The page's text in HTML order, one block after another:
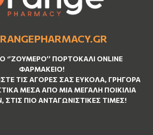
‘’ΖΟΥΜΕΡΌ’’ ΠΟΡΤΟΚΑΛΊ ΟNLINE
ΦΑΡΜΑΚΕΊΟ!
ΤΙΣ ΑΓΟΡΈΣ ΣΑΣ ΕΎΚΟΛΑ, ΓΡΉΓΟΡΑ
ΜΈΣΑ ΑΠΌ ΜΙΑ ΜΕΓΆΛΗ ΠΟΙΚΙΛΊΑ
ΠΙΟ ΑΝΤΑΓΩΝΙΣΤΙΚΈΣ ΤΙΜΈΣ!